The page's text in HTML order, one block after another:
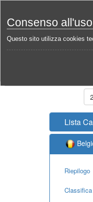
Consenso
Questo sito utilizza cookies
Home
Lista
Riepilogo
Classifica